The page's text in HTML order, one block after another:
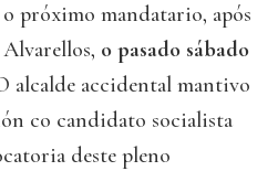
próximo mandatario, após
o pasado sábado
alcalde accidental mantivo
co candidato socialista
deste pleno